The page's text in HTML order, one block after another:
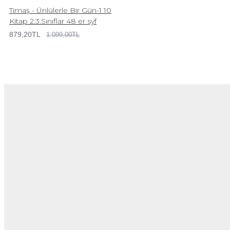
Timaş - Ünlülerle Bir Gün-1 10
Kitap 2.3.Sınıflar 48 er syf
879,20TL 1.099,00TL